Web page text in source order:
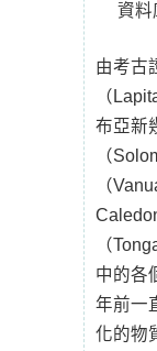
資料
由考古
（
布亞新
（
（
（
中的各
年前一
化的物